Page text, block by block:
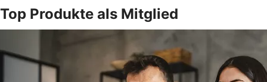
Top Produkte als Mitglied